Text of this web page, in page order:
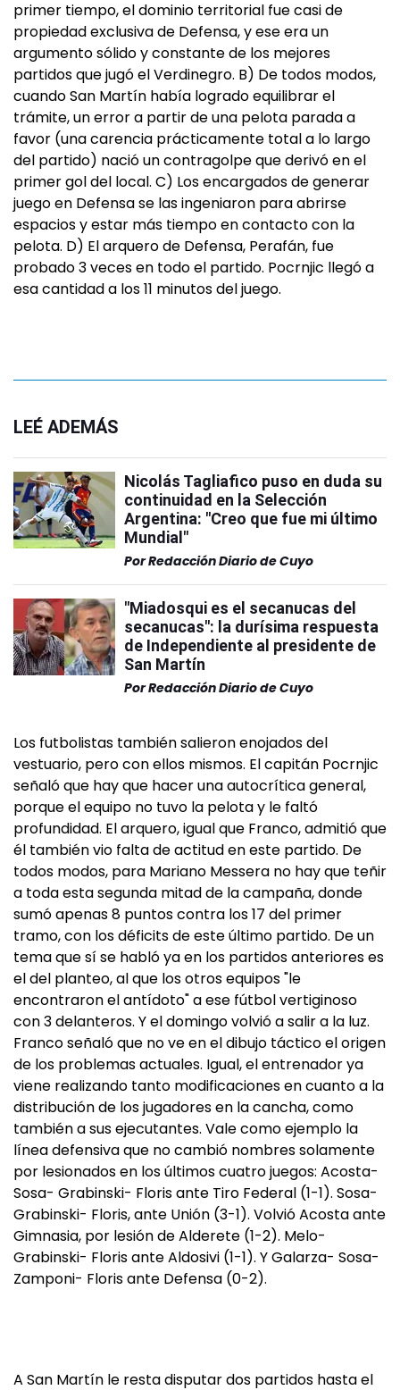
primer tiempo, el dominio territorial fue casi de
propiedad exclusiva de Defensa, y ese era un
argumento sólido y constante de los mejores
partidos que jugó el Verdinegro. B) De todos modos,
cuando San Martín había logrado equilibrar el
trámite, un error a partir de una pelota parada a
favor (una carencia prácticamente total a lo largo
del partido) nació un contragolpe que derivó en el
primer gol del local. C) Los encargados de generar
juego en Defensa se las ingeniaron para abrirse
espacios y estar más tiempo en contacto con la
pelota. D) El arquero de Defensa, Perafán, fue
probado 3 veces en todo el partido. Pocrnjic llegó a
esa cantidad a los 11 minutos del juego.
LEÉ ADEMÁS
Nicolás Tagliafico puso en duda su
continuidad en la Selección
Argentina: "Creo que fue mi último
Mundial"
PorRedacción Diario de Cuyo
"Miadosqui es el secanucas del
secanucas": la durísima respuesta
de Independiente al presidente de
San Martín
PorRedacción Diario de Cuyo
Los futbolistas también salieron enojados del
vestuario, pero con ellos mismos. El capitán Pocrnjic
señaló que hay que hacer una autocrítica general,
porque el equipo no tuvo la pelota y le faltó
profundidad. El arquero, igual que Franco, admitió que
él también vio falta de actitud en este partido. De
todos modos, para Mariano Messera no hay que teñir
a toda esta segunda mitad de la campaña, donde
sumó apenas 8 puntos contra los 17 del primer
tramo, con los déficits de este último partido. De un
tema que sí se habló ya en los partidos anteriores es
el del planteo, al que los otros equipos "le
encontraron el antídoto" a ese fútbol vertiginoso
con 3 delanteros. Y el domingo volvió a salir a la luz.
Franco señaló que no ve en el dibujo táctico el origen
de los problemas actuales. Igual, el entrenador ya
viene realizando tanto modificaciones en cuanto a la
distribución de los jugadores en la cancha, como
también a sus ejecutantes. Vale como ejemplo la
línea defensiva que no cambió nombres solamente
por lesionados en los últimos cuatro juegos: Acosta-
Sosa- Grabinski- Floris ante Tiro Federal (1-1). Sosa-
Grabinski- Floris, ante Unión (3-1). Volvió Acosta ante
Gimnasia, por lesión de Alderete (1-2). Melo-
Grabinski- Floris ante Aldosivi (1-1). Y Galarza- Sosa-
Zamponi- Floris ante Defensa (0-2).
A San Martín le resta disputar dos partidos hasta el